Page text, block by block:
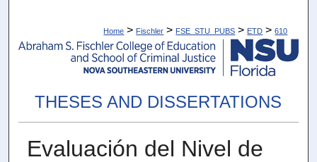
Home > Fischler > FSE_STU_PUBS > ETD > 610
THESES AND DISSERTATIONS
Evaluación del Nivel de